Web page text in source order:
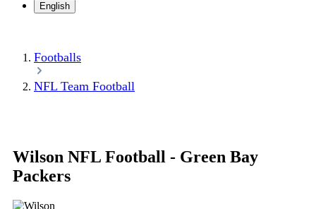
English
Footballs
NFL Team Football
Wilson NFL Football - Green Bay
Packers